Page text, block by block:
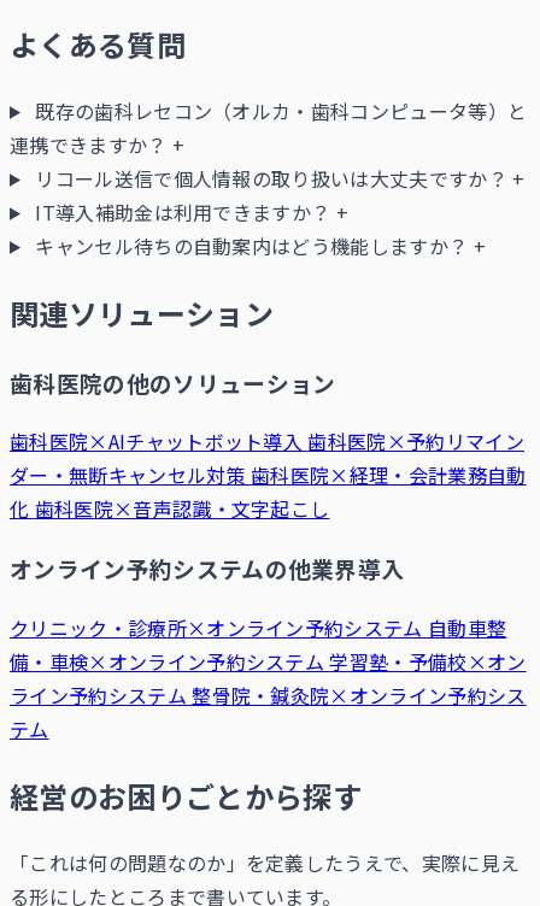
よくある質問
既存の歯科レセコン（オルカ・歯科コンピュータ等）と
連携できますか？ +
リコール送信で個人情報の取り扱いは大丈夫ですか？ +
IT導入補助金は利用できますか？ +
キャンセル待ちの自動案内はどう機能しますか？ +
関連ソリューション
歯科医院の他のソリューション
歯科医院×AIチャットボット導入歯科医院×予約リマイン
ダー・無断キャンセル対策歯科医院×経理・会計業務自動
化 歯科医院×音声認識・文字起こし
オンライン予約システムの他業界導入
クリニック・診療所×オンライン予約システム 自動車整
備・車検×オンライン予約システム学習塾・予備校×オン
ライン予約システム整骨院・鍼灸院×オンライン予約シス
テム
経営のお困りごとから探す
「これは何の問題なのか」を定義したうえで、実際に見え
る形にしたところまで書いています。